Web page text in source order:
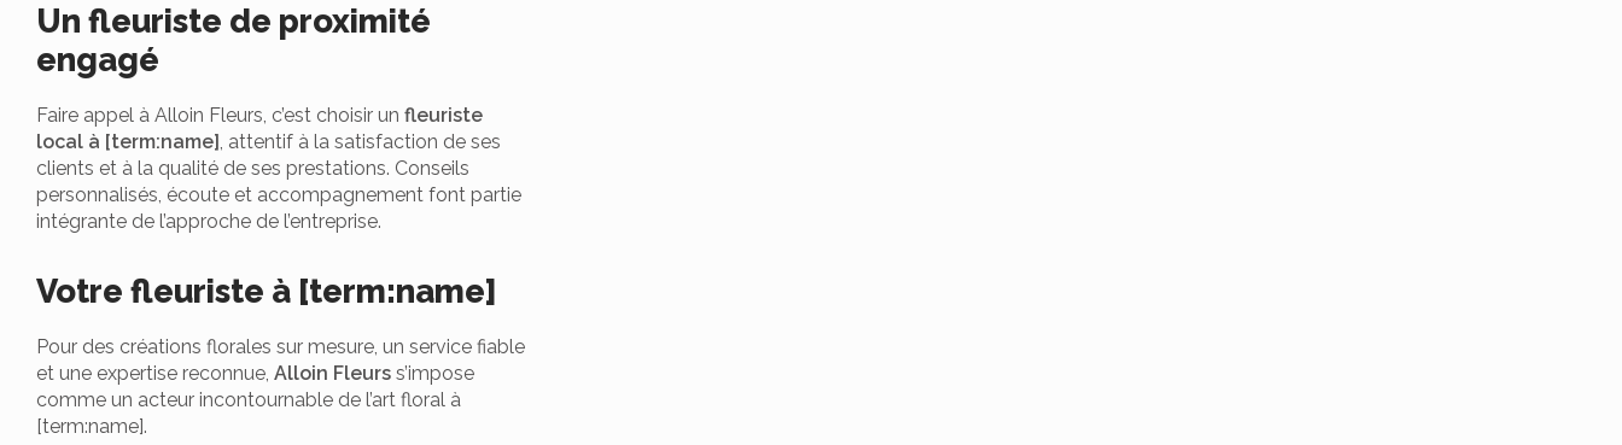
Un fleuriste de proximité
engagé
Faire appel à Alloin Fleurs, c’est choisir un fleuriste
local à [term:name], attentif à la satisfaction de ses
clients et à la qualité de ses prestations. Conseils
personnalisés, écoute et accompagnement font partie
intégrante de l’approche de l’entreprise.
Votre fleuriste à [term:name]
Pour des créations florales sur mesure, un service fiable
et une expertise reconnue, Alloin Fleurs s’impose
comme un acteur incontournable de l’art floral à
[term:name].